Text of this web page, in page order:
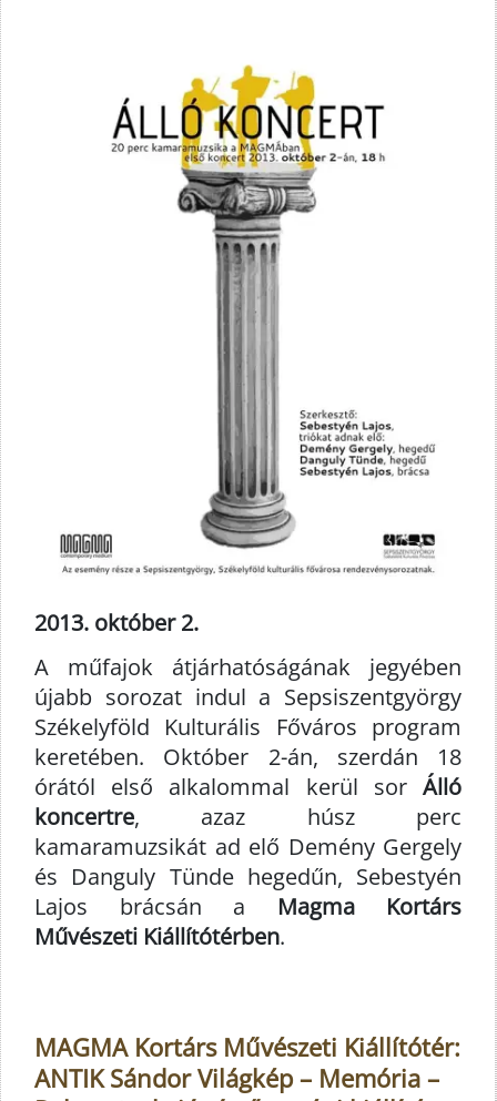
2013. október 2.
A műfajok átjárhatóságának jegyében
újabb sorozat indul a Sepsiszentgyörgy
Székelyföld Kulturális Főváros program
keretében. Október 2-án, szerdán 18
órától első alkalommal kerül sor Álló
koncertre, azaz húsz perc
kamaramuzsikát ad elő Demény Gergely
és Danguly Tünde hegedűn, Sebestyén
Lajos brácsán a Magma Kortárs
Művészeti Kiállítótérben.
MAGMA Kortárs Művészeti Kiállítótér:
ANTIK Sándor Világkép – Memória –